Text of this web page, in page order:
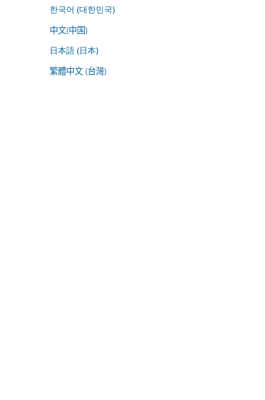
한국어 (대한민국)
中文(中国)
日本語 (日本)
繁體中文 (台灣)